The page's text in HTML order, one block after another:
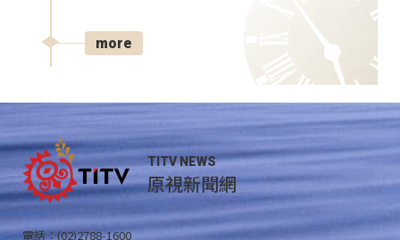
more
TITV NEWS
原視新聞網
電話：(02)2788-1600